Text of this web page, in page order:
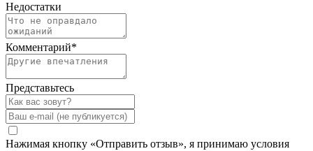
Недостатки
Комментарий*
Представьтесь
Нажимая кнопку «Отправить отзыв», я принимаю условия